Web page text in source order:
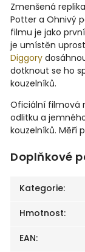
Zmenšená
Potter a Ohnivý
filmu je jako
je umístěn
Diggory
dotknout se ho
kouzelníků.
Oficiální filmová
odlitku a
kouzelníků. Měří
Doplňkové
Kategorie:
Hmotnost:
EAN: